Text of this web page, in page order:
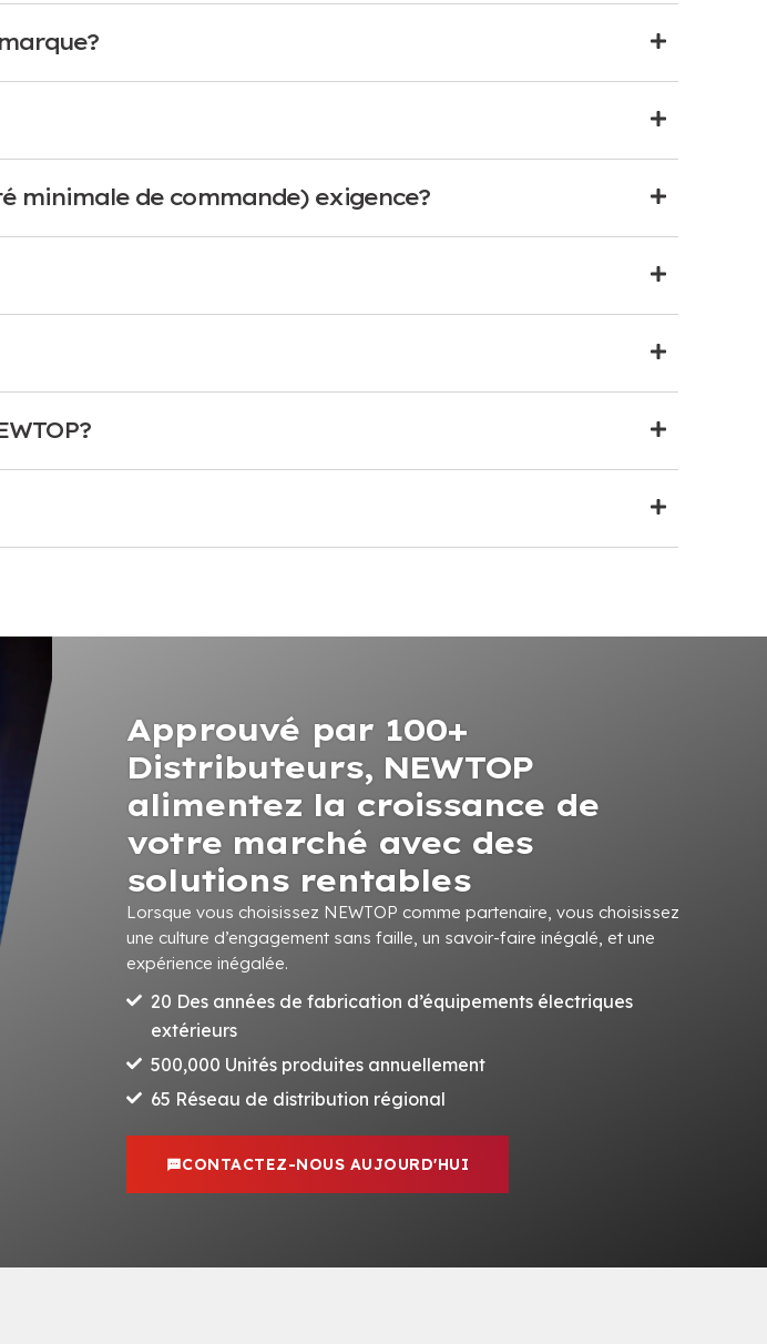
minimale de commande) exigence?
Approuvé par 100+
Distributeurs, NEWTOP
alimentez la croissance de
votre marché avec des
solutions rentables
Lorsque vous choisissez NEWTOP comme partenaire, vous choisissez
une culture d’engagement sans faille, un savoir-faire inégalé, et une
expérience inégalée.
20 Des années de fabrication d’équipements électriques
extérieurs
500,000 Unités produites annuellement
65 Réseau de distribution régional
CONTACTEZ-NOUS AUJOURD'HUI